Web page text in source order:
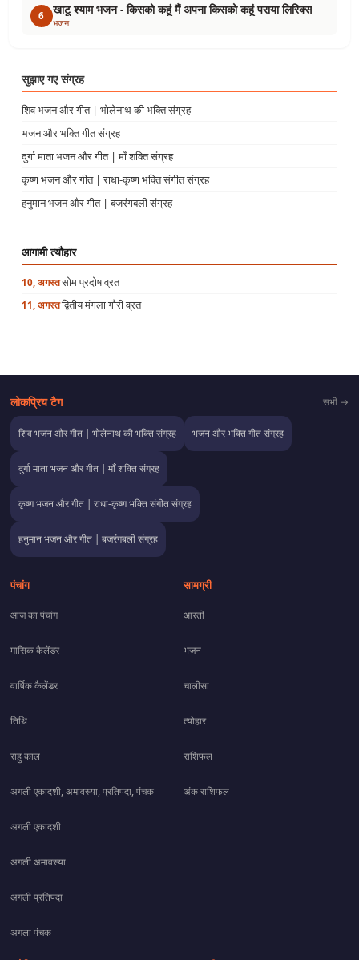
6 खाटू श्याम भजन - किसको कहूं मैं अपना किसको कहूं पराया लिरिक्स
भजन
सुझाए गए संग्रह
शिव भजन और गीत | भोलेनाथ की भक्ति संग्रह
भजन और भक्ति गीत संग्रह
दुर्गा माता भजन और गीत | माँ शक्ति संग्रह
कृष्ण भजन और गीत | राधा-कृष्ण भक्ति संगीत संग्रह
हनुमान भजन और गीत | बजरंगबली संग्रह
आगामी त्यौहार
10, अगस्तसोम प्रदोष व्रत
11, अगस्तद्वितीय मंगला गौरी व्रत
लोकप्रिय टैग सभी →
शिव भजन और गीत | भोलेनाथ की भक्ति संग्रह भजन और भक्ति गीत संग्रह
दुर्गा माता भजन और गीत | माँ शक्ति संग्रह
कृष्ण भजन और गीत | राधा-कृष्ण भक्ति संगीत संग्रह
हनुमान भजन और गीत | बजरंगबली संग्रह
पंचांग
आज का पंचांग
मासिक कैलेंडर
वार्षिक कैलेंडर
तिथि
राहु काल
अगली एकादशी, अमावस्या, प्रतिपदा, पंचक
अगली एकादशी
अगली अमावस्या
अगली प्रतिपदा
अगला पंचक
सामग्री
आरती
भजन
चालीसा
त्योहार
राशिफल
अंक राशिफल